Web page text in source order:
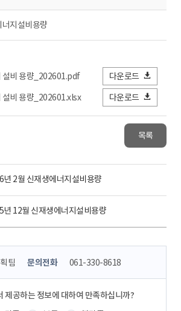
지설비용량
설비 용량_202601.pdf
다운로드
설비 용량_202601.xlsx
다운로드
목록
년 2월 신재생에너지설비용량
년 12월 신재생에너지설비용량
팀 문의전화 061-330-8618
제공하는 정보에 대하여 만족하십니까?